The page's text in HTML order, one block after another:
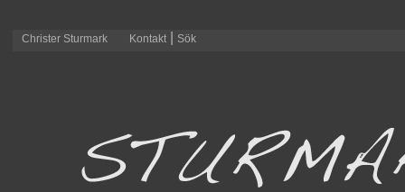
Christer Sturmark Kontakt| Sök